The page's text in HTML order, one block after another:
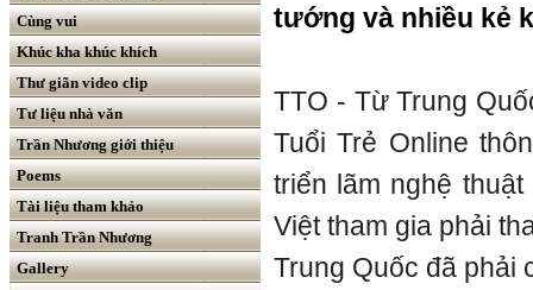
Cùng vui
Khúc kha khúc khích
Thư giãn video clip
Tư liệu nhà văn
Trần Nhương giới thiệu
Poems
Tài liệu tham khảo
Tranh Trần Nhương
Gallery
tướng và nhiều kẻ
TTO - Từ Trung
Tuổi Trẻ Online
triển lãm nghệ
Việt tham gia phải
Trung Quốc đã phải